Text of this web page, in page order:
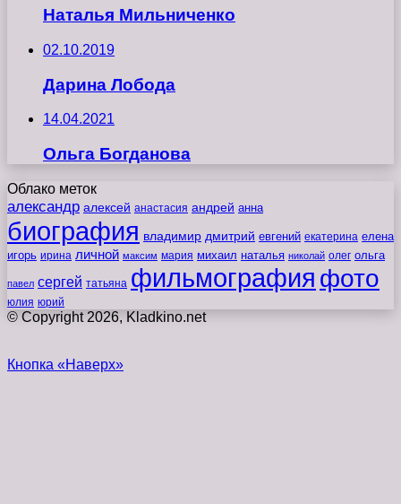
Наталья Мильниченко
02.10.2019
Дарина Лобода
14.04.2021
Ольга Богданова
Облако меток
александр алексей анастасия андрей анна
биография владимир дмитрий евгений екатерина елена
игорь ирина личной максим мария михаил наталья николай олег ольга
павел сергей татьяна фильмография фото
юлия юрий
© Copyright 2026, Kladkino.net
Кнопка «Наверх»